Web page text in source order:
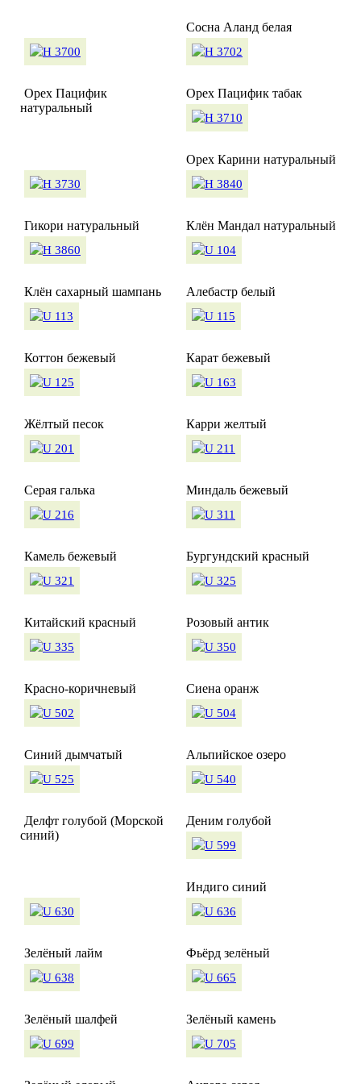
Сосна Аланд белая
Орех Пацифик
натуральный
Орех Пацифик табак
Орех Карини натуральный
Гикори натуральный Клён Мандал натуральный
Клён сахарный шампань Алебастр белый
Коттон бежевый Карат бежевый
Жёлтый песок Карри желтый
Серая галька Миндаль бежевый
Камель бежевый Бургундский красный
Китайский красный Розовый антик
Красно-коричневый Сиена оранж
Синий дымчатый Альпийское озеро
Делфт голубой (Морской
синий)
Деним голубой
Индиго синий
Зелёный лайм Фьёрд зелёный
Зелёный шалфей Зелёный камень